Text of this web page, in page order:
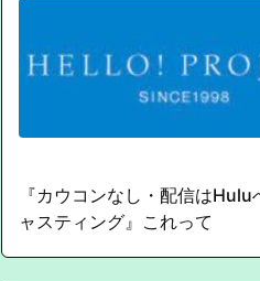
『カウコンなし・配信は
ャスティング』これって